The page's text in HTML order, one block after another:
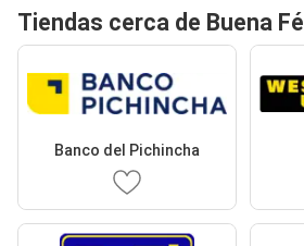
Tiendas cerca de Buena Fé
Banco del Pichincha